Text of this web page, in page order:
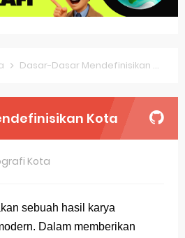
OSN-K Geografi 2025 No 51-55
OSN-K Geografi 2025 No 41-45
K Geografi 2025 No 26-30
K Geografi 2025 No 16-20
Dasar-Dasar Mendefinisikan Kota
Kota
Kota
sebuah hasil karya
Dalam memberikan